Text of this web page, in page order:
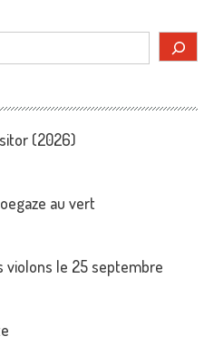
(2026)
au vert
violons le 25 septembre